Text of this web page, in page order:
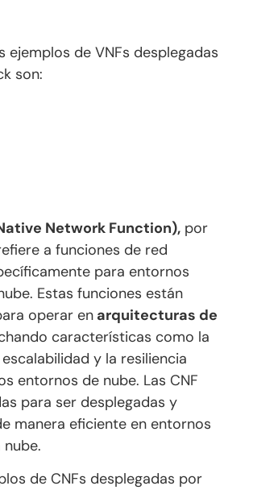
ejemplos de VNFs desplegadas
son:
Network Function), por
a funciones de red
para entornos
Estas funciones están
operar en arquitecturas de
características como la
y la resiliencia
entornos de nube. Las CNF
para ser desplegadas y
manera eficiente en entornos
de CNFs desplegadas por